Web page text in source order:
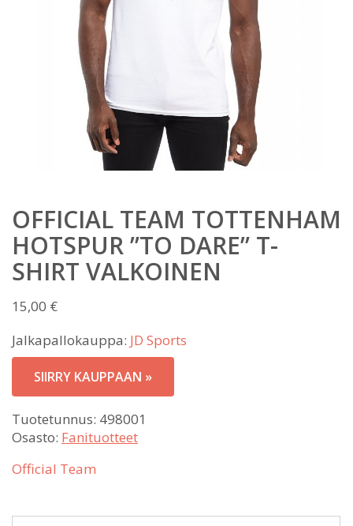
OFFICIAL TEAM TOTTENHAM
HOTSPUR ”TO DARE” T-
SHIRT VALKOINEN
15,00 €
Jalkapallokauppa: JD Sports
SIIRRY KAUPPAAN »
Tuotetunnus: 498001
Osasto: Fanituotteet
Official Team